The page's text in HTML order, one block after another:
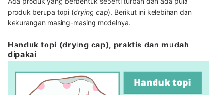
produk berupa topi (drying cap). Berikut ini kelebihan dan
kekurangan masing-masing modelnya.
Handuk topi (drying cap), praktis dan mudah
dipakai